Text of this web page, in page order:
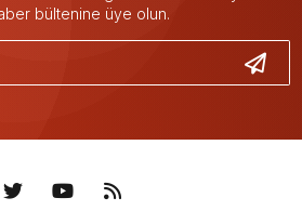
bültenine üye olun.